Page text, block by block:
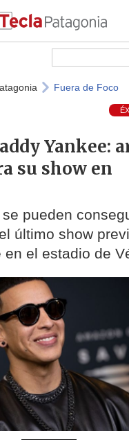
Fuera de Foco
Yankee:
su show en
pueden
último show
en el estadio de